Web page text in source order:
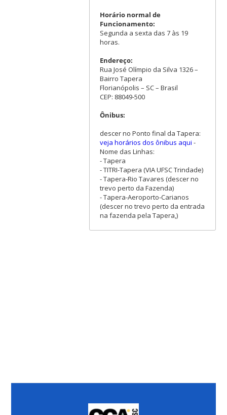
Horário normal de
Funcionamento:
Segunda a sexta das 7 às 19
horas.
Endereço:
Rua José Olímpio da Silva 1326 –
Bairro Tapera
Florianópolis – SC – Brasil
CEP: 88049-500
Ônibus:
descer no Ponto final da Tapera:
veja horários dos ônibus aqui -
Nome das Linhas:
- Tapera
- TITRI-Tapera (VIA UFSC Trindade)
- Tapera-Rio Tavares (descer no
trevo perto da Fazenda)
- Tapera-Aeroporto-Carianos
(descer no trevo perto da entrada
na fazenda pela Tapera,)